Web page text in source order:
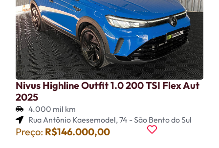
Nivus Highline Outfit 1.0 200 TSI Flex Aut
2025
4.000 mil km
Rua Antônio Kaesemodel, 74 - São Bento do Sul
Preço: R$146.000,00